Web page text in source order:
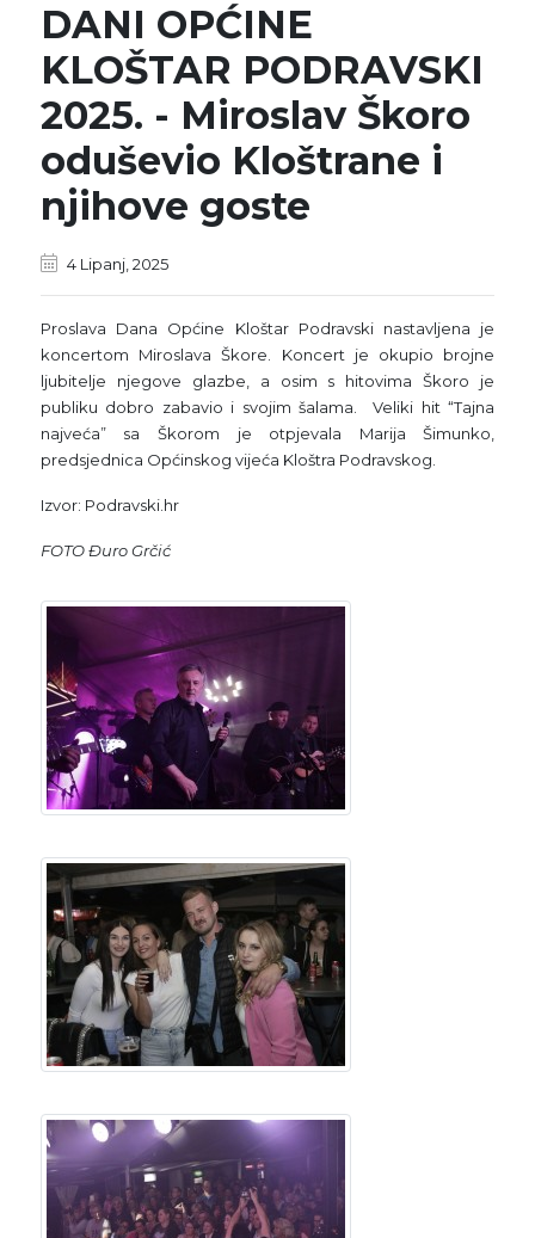
DANI OPĆINE
KLOŠTAR PODRAVSKI
2025. - Miroslav Škoro
oduševio Kloštrane i
njihove goste
4 Lipanj, 2025
Proslava Dana Općine Kloštar Podravski nastavljena je
koncertom Miroslava Škore. Koncert je okupio brojne
ljubitelje njegove glazbe, a osim s hitovima Škoro je
publiku dobro zabavio i svojim šalama. Veliki hit “Tajna
najveća” sa Škorom je otpjevala Marija Šimunko,
predsjednica Općinskog vijeća Kloštra Podravskog.
Izvor: Podravski.hr
FOTO Đuro Grčić